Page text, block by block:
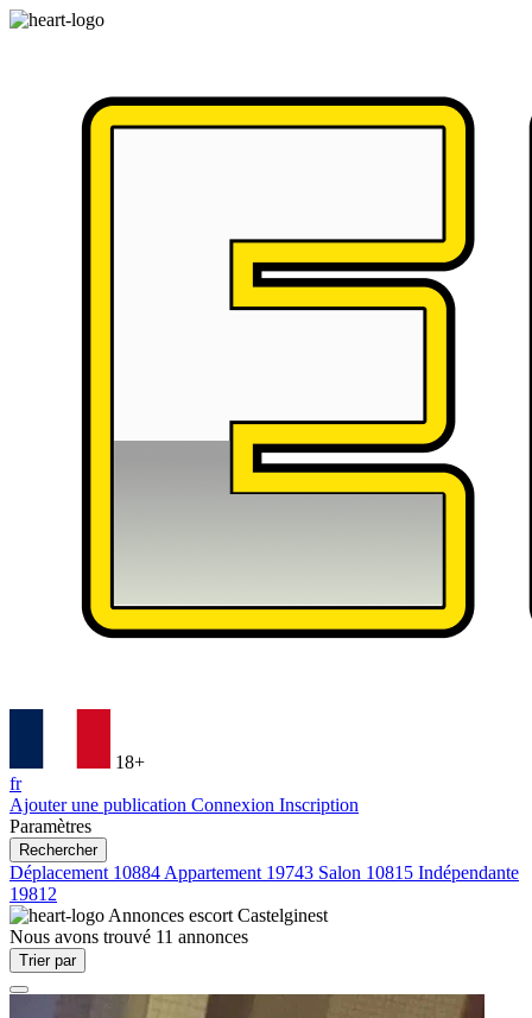
18+
fr
Ajouter une publication Connexion Inscription
Paramètres
Rechercher
Déplacement 10884 Appartement 19743 Salon 10815 Indépendante
19812
Annonces escort Castelginest
Nous avons trouvé 11 annonces
Trier par